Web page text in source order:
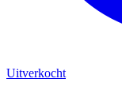
Uitverkocht